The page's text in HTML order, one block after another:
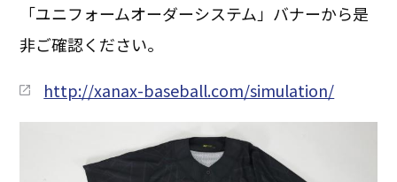
「ユニフォームオーダーシステム」バナーから是
非ご確認ください。
http://xanax-baseball.com/simulation/